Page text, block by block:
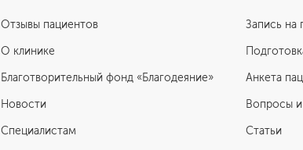
Отзывы пациентов
О клинике
Благотворительный фонд «Благодеяние»
Новости
Специалистам
Запись на
Анкета
Вопросы
Статьи